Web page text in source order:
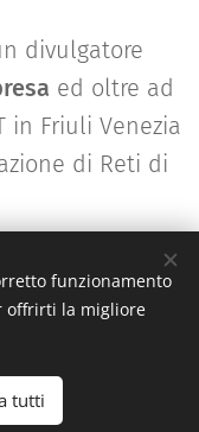
divulgatore
ed oltre ad
in Friuli Venezia
di Reti di
- 33010 OSOPPO (UD)
funzionamento
offrirti la migliore
tutti